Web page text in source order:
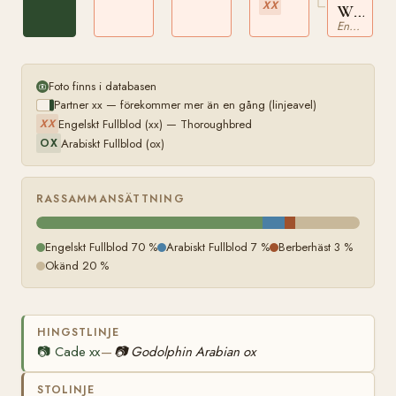
XX
xxEngelskt Fullblod
Foto finns i databasen
Partner xx — förekommer mer än en gång (linjeavel)
XX Engelskt Fullblod (xx) — Thoroughbred
OX Arabiskt Fullblod (ox)
RASSAMMANSÄTTNING
Engelskt Fullblod 70 % Arabiskt Fullblod 7 % Berberhäst 3 %
Okänd 20 %
HINGSTLINJE
📷 Cade xx— 📷 Godolphin Arabian ox
STOLINJE